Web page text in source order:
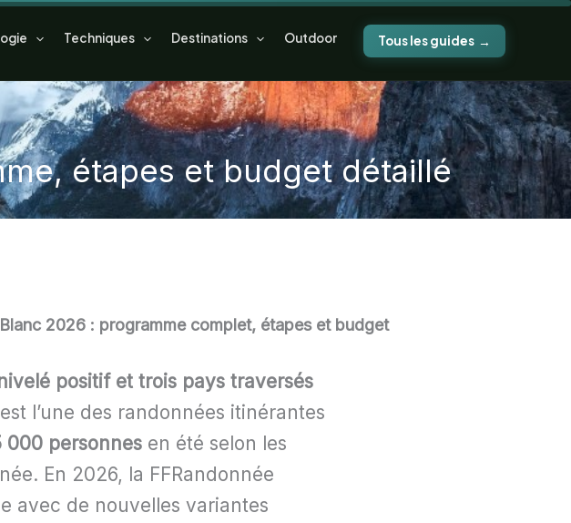
Techniques Destinations Outdoor Tous les guides
étapes et budget détaillé
2026 : programme complet, étapes et budget
positif et trois pays traversés
l’une des randonnées itinérantes
000 personnes en été selon les
En 2026, la FFRandonnée
avec de nouvelles variantes